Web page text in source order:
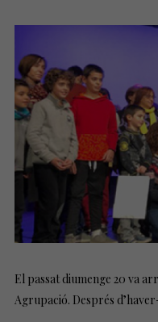
S
O
N
El passat diumenge 20 va
Agrupació. Després